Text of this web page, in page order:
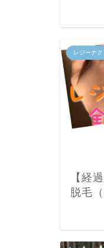
レジーナク
【経
脱毛